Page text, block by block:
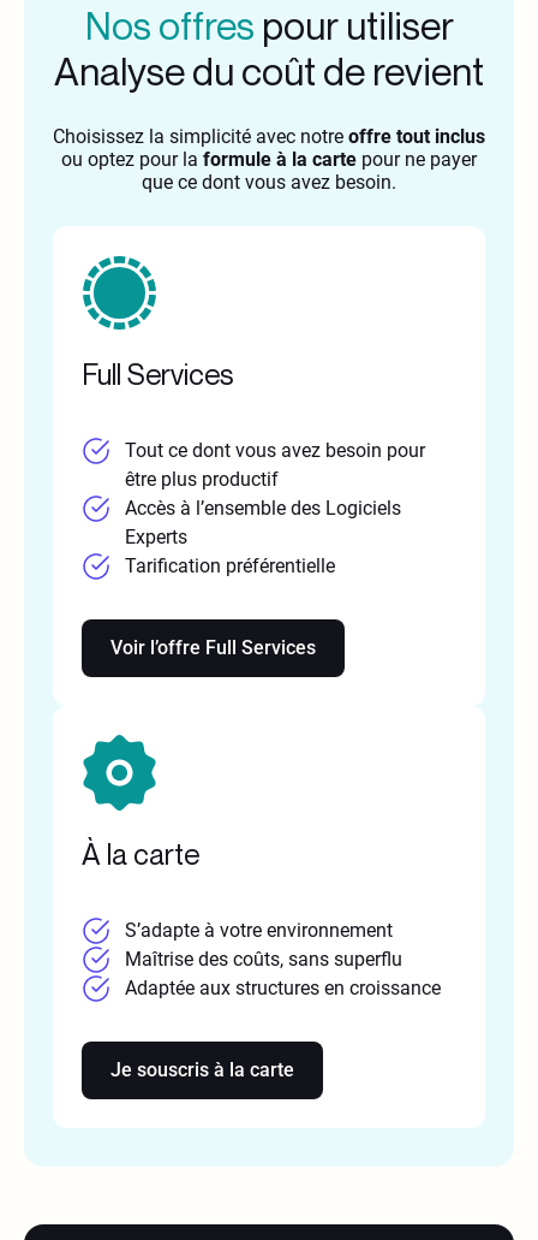
Nos offres pour utiliser
Analyse du coût de revient
Choisissez la simplicité avec notre offre tout inclus
ou optez pour la formule à la carte pour ne payer
que ce dont vous avez besoin.
Full Services
Tout ce dont vous avez besoin pour
être plus productif
Accès à l’ensemble des Logiciels
Experts
Tarification préférentielle
Voir l’offre Full Services
À la carte
S’adapte à votre environnement
Maîtrise des coûts, sans superflu
Adaptée aux structures en croissance
Je souscris à la carte